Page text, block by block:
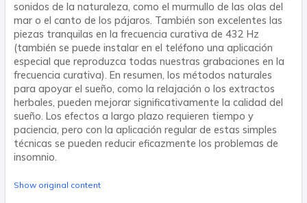
sonidos de la naturaleza, como el murmullo de las olas del
mar o el canto de los pájaros. También son excelentes las
piezas tranquilas en la frecuencia curativa de 432 Hz
(también se puede instalar en el teléfono una aplicación
especial que reproduzca todas nuestras grabaciones en la
frecuencia curativa). En resumen, los métodos naturales
para apoyar el sueño, como la relajación o los extractos
herbales, pueden mejorar significativamente la calidad del
sueño. Los efectos a largo plazo requieren tiempo y
paciencia, pero con la aplicación regular de estas simples
técnicas se pueden reducir eficazmente los problemas de
insomnio.
Show original content